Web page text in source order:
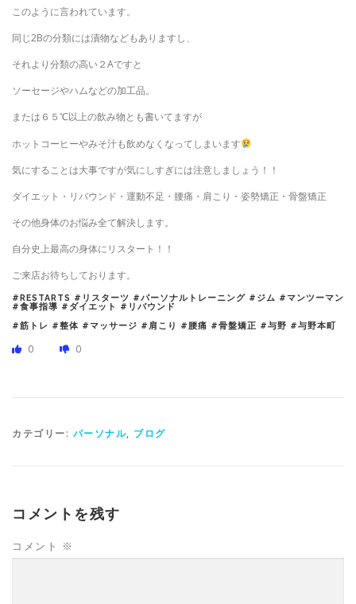
このように言われています。
同じ2Bの分類には漬物などもありますし、
それより分類の高い２Aですと
ソーセージやハムなどの加工品。
または６５℃以上の飲み物とも書いてますが
ホットコーヒーやみそ汁も飲めなくなってしまいます
気にすることは大事ですが気にしすぎには注意しましょう！！
ダイエット・リバウンド・運動不足・腰痛・肩こり・姿勢矯正・骨盤矯正
その他身体のお悩み全て解決します。
自分史上最高の身体にリスタート！！
ご来店お待ちしております。
#RESTARTS #リスターツ #パーソナルトレーニング #ジム #マンツーマン
#食事指導 #ダイエット #リバウンド
#筋トレ #整体 #マッサージ #肩こり #腰痛 #骨盤矯正 #与野 #与野本町
0 0
カテゴリー: パーソナル, ブログ
コメントを残す
コメント ※